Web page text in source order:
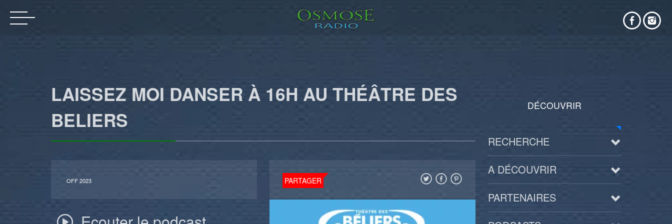
LAISSEZ MOI DANSER À 16H AU THÉÂTRE DES
BELIERS
OFF 2023 PARTAGER
DÉCOUVRIR
RECHERCHE
A DÉCOUVRIR
PARTENAIRES